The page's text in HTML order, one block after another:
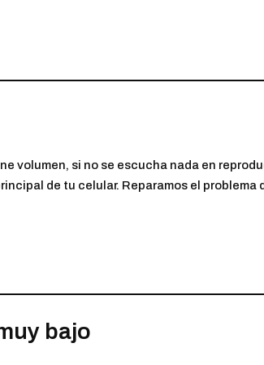
volumen, si no se escucha nada en
de tu celular. Reparamos el
bajo